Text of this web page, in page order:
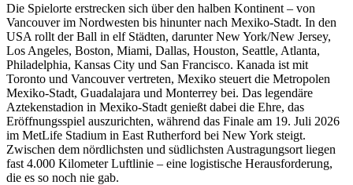
Die Spielorte erstrecken sich über den halben Kontinent – von
Vancouver im Nordwesten bis hinunter nach Mexiko-Stadt. In den
USA rollt der Ball in elf Städten, darunter New York/New Jersey,
Los Angeles, Boston, Miami, Dallas, Houston, Seattle, Atlanta,
Philadelphia, Kansas City und San Francisco. Kanada ist mit
Toronto und Vancouver vertreten, Mexiko steuert die Metropolen
Mexiko-Stadt, Guadalajara und Monterrey bei. Das legendäre
Aztekenstadion in Mexiko-Stadt genießt dabei die Ehre, das
Eröffnungsspiel auszurichten, während das Finale am 19. Juli 2026
im MetLife Stadium in East Rutherford bei New York steigt.
Zwischen dem nördlichsten und südlichsten Austragungsort liegen
fast 4.000 Kilometer Luftlinie – eine logistische Herausforderung,
die es so noch nie gab.